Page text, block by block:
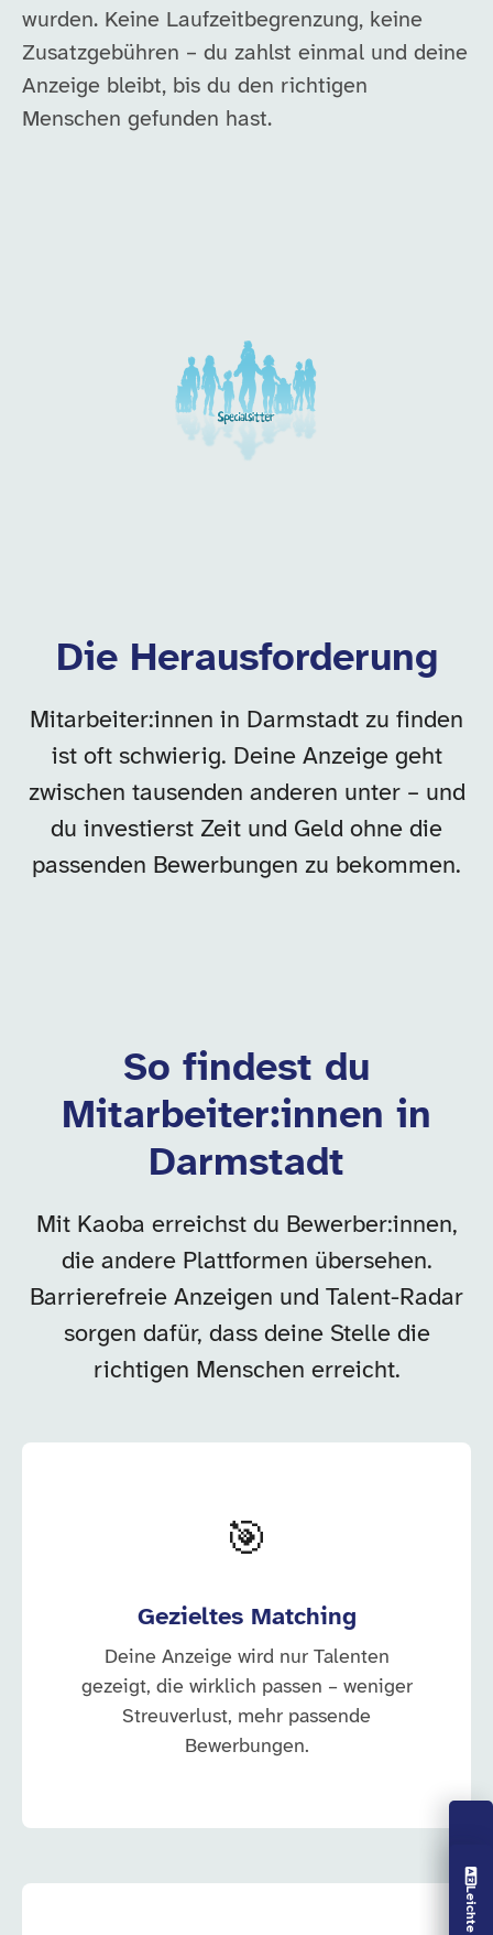
Vorlesen aus
wurden. Keine Laufzeitbegrenzung, keine
Zusatzgebühren – du zahlst einmal und deine
Anzeige bleibt, bis du den richtigen
Menschen gefunden hast.
Unsere Arbeitgeber in
Die Herausforderung
Mitarbeiter:innen in Darmstadt zu finden
ist oft schwierig. Deine Anzeige geht
zwischen tausenden anderen unter – und
du investierst Zeit und Geld ohne die
passenden Bewerbungen zu bekommen.
So findest du
Mitarbeiter:innen in
Darmstadt
Mit Kaoba erreichst du Bewerber:innen,
die andere Plattformen übersehen.
Barrierefreie Anzeigen und Talent-Radar
sorgen dafür, dass deine Stelle die
richtigen Menschen erreicht.
🎯
Gezieltes Matching
Deine Anzeige wird nur Talenten
gezeigt, die wirklich passen – weniger
Streuverlust, mehr passende
Bewerbungen.